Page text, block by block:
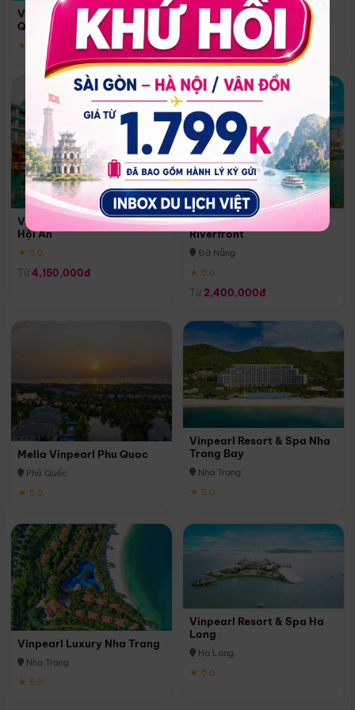
Vinpearl Resort & Spa Phu
Quoc
★ 5.0
Quoc
Phú Quốc
★ 5.0
Vinpearl Resort & Golf Nam
Hội An
★ 5.0
Từ 4,150,000đ
Melia Vinpearl Danang
Riverfront
Đà Nẵng
★ 5.0
Từ 2,400,000đ
Melia Vinpearl Phu Quoc
Phú Quốc
★ 5.0
Vinpearl Resort & Spa Nha
Trang Bay
Nha Trang
★ 5.0
Vinpearl Luxury Nha Trang
Nha Trang
★ 5.0
Vinpearl Resort & Spa Ha
Long
Hạ Long
★ 5.0